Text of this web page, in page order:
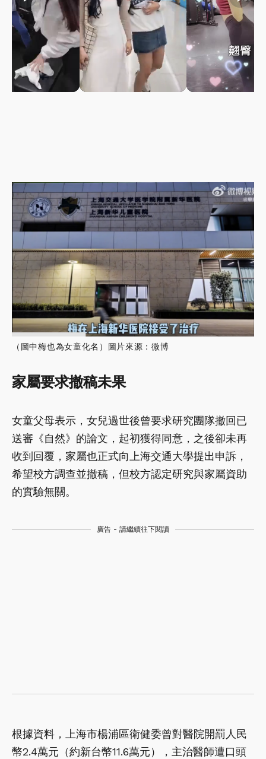
（圖中梅也為女童化名）圖片來源：微博
家屬要求撤稿未果
女童父母表示，女兒過世後曾要求研究團隊撤回已
送審《自然》的論文，起初獲得同意，之後卻未再
收到回覆，家屬也正式向上海交通大學提出申訴，
希望校方調查並撤稿，但校方認定研究與家屬資助
的實驗無關。
廣告 - 請繼續往下閱讀
根據資料，上海市楊浦區衛健委曾對醫院開罰人民
幣2.4萬元（約新台幣11.6萬元），主治醫師遭口頭